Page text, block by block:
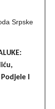
Srpske
I